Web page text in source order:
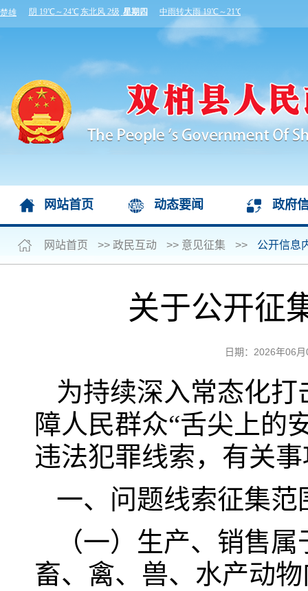
网站首页 动态要闻 政府
网站首页 >> 政民互动 >> 意见征集 >> 公开信息
关于公开征
日期：2026年06
为持续深入常态化
障人民群众“舌尖上的
违法犯罪线索，有关
一、问题线索征集范
（一）生产、销售
畜、禽、兽、水产动